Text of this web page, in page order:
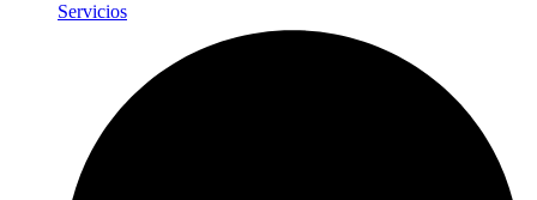
Servicios